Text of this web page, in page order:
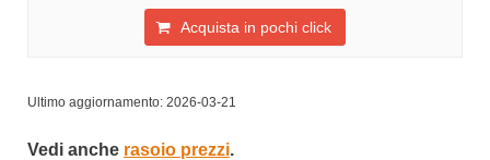
Acquista in pochi click
Ultimo aggiornamento: 2026-03-21
Vedi anche rasoio prezzi.